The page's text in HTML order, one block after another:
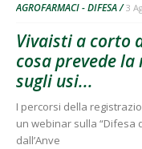
AGROFARMACI - DIFESA 3
Vivaisti a corto
cosa prevede
sugli usi...
I percorsi della
un webinar sulla “Difesa
dall’Anve